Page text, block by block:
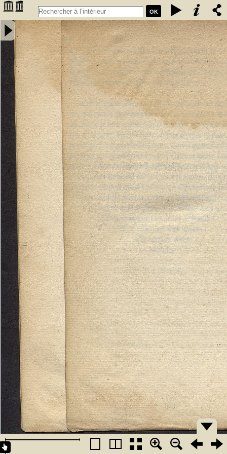
OK
Annotatiunculae Sebastiani Montui artium, ac medicinae doctoris in
errata recentiorum medicorum per Leonardum Fuchsium germanum
collecta. Apologetica epistola pro defensione Arabum a domino
Bernardo Unger Germano composita - Monteux, Sébastien de
(15..-15..). Auteur